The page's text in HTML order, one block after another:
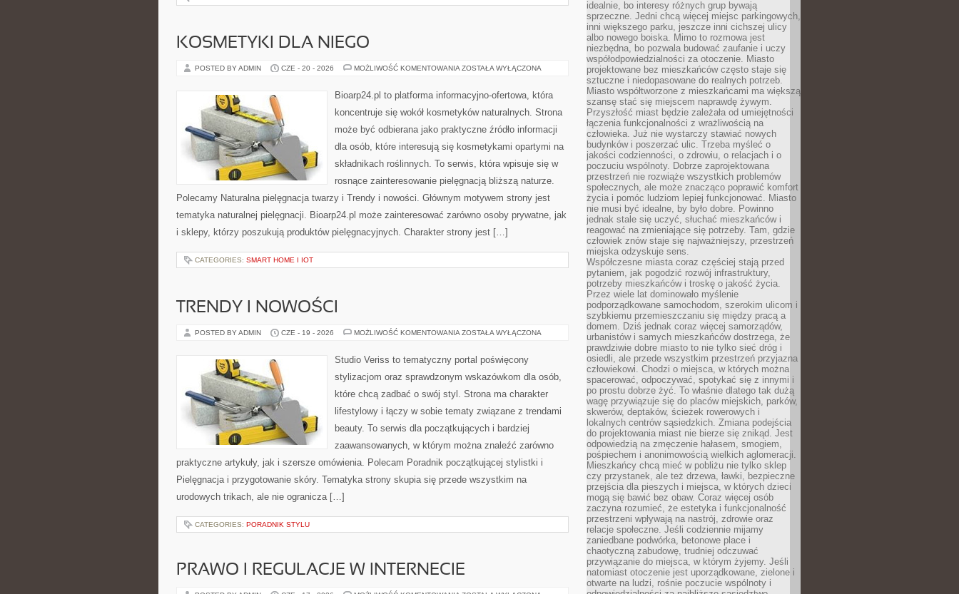
KOSMETYKI DLA NIEGO
POSTED BY ADMIN CZE - 20 - 2026 MOŻLIWOŚĆ KOMENTOWANIA KOSMETYKI
ZOSTAŁA WYŁĄCZONA
Bioarp24.pl to platforma informacyjno-ofertowa, która
koncentruje się wokół kosmetyków naturalnych. Strona
może być odbierana jako praktyczne źródło informacji
dla osób, które interesują się kosmetykami opartymi na
składnikach roślinnych. To serwis, która wpisuje się w
rosnące zainteresowanie pielęgnacją bliższą naturze.
Polecamy Naturalna pielęgnacja twarzy i Trendy i nowości. Głównym motywem strony jest
tematyka naturalnej pielęgnacji. Bioarp24.pl może zainteresować zarówno osoby prywatne, jak
i sklepy, którzy poszukują produktów pielęgnacyjnych. Charakter strony jest […]
CATEGORIES: SMART HOME I IOT
TRENDY I NOWOŚCI
POSTED BY ADMIN CZE - 19 - 2026 MOŻLIWOŚĆ KOMENTOWANIA TRENDY
ZOSTAŁA WYŁĄCZONA
Studio Veriss to tematyczny portal poświęcony
stylizacjom oraz sprawdzonym wskazówkom dla osób,
które chcą zadbać o swój styl. Strona ma charakter
lifestylowy i łączy w sobie tematy związane z trendami
beauty. To serwis dla początkujących i bardziej
zaawansowanych, w którym można znaleźć zarówno
praktyczne artykuły, jak i szersze omówienia. Polecam Poradnik początkującej stylistki i
Pielęgnacja i przygotowanie skóry. Tematyka strony skupia się przede wszystkim na
urodowych trikach, ale nie ogranicza […]
CATEGORIES: PORADNIK STYLU
PRAWO I REGULACJE W INTERNECIE
idealnie, bo interesy różnych grup bywają
sprzeczne. Jedni chcą więcej miejsc parkingowych,
inni większego parku, jeszcze inni cichszej ulicy
albo nowego boiska. Mimo to rozmowa jest
niezbędna, bo pozwala budować zaufanie i uczy
współodpowiedzialności za otoczenie. Miasto
projektowane bez mieszkańców często staje się
sztuczne i niedopasowane do realnych potrzeb.
Miasto współtworzone z mieszkańcami ma większą
szansę stać się miejscem naprawdę żywym.
Przyszłość miast będzie zależała od umiejętności
łączenia funkcjonalności z wrażliwością na
człowieka. Już nie wystarczy stawiać nowych
budynków i poszerzać ulic. Trzeba myśleć o
jakości codzienności, o zdrowiu, o relacjach i o
poczuciu wspólnoty. Dobrze zaprojektowana
przestrzeń nie rozwiąże wszystkich problemów
społecznych, ale może znacząco poprawić komfort
życia i pomóc ludziom lepiej funkcjonować. Miasto
nie musi być idealne, by było dobre. Powinno
jednak stale się uczyć, słuchać mieszkańców i
reagować na zmieniające się potrzeby. Tam, gdzie
człowiek znów staje się najważniejszy, przestrzeń
miejska odzyskuje sens.
Współczesne miasta coraz częściej stają przed
pytaniem, jak pogodzić rozwój infrastruktury,
potrzeby mieszkańców i troskę o jakość życia.
Przez wiele lat dominowało myślenie
podporządkowane samochodom, szerokim ulicom i
szybkiemu przemieszczaniu się między pracą a
domem. Dziś jednak coraz więcej samorządów,
urbanistów i samych mieszkańców dostrzega, że
prawdziwie dobre miasto to nie tylko sieć dróg i
osiedli, ale przede wszystkim przestrzeń przyjazna
człowiekowi. Chodzi o miejsca, w których można
spacerować, odpoczywać, spotykać się z innymi i
po prostu dobrze żyć. To właśnie dlatego tak dużą
wagę przywiązuje się do placów miejskich, parków,
skwerów, deptaków, ścieżek rowerowych i
lokalnych centrów sąsiedzkich. Zmiana podejścia
do projektowania miast nie bierze się znikąd. Jest
odpowiedzią na zmęczenie hałasem, smogiem,
pośpiechem i anonimowością wielkich aglomeracji.
Mieszkańcy chcą mieć w pobliżu nie tylko sklep
czy przystanek, ale też drzewa, ławki, bezpieczne
przejścia dla pieszych i miejsca, w których dzieci
mogą się bawić bez obaw. Coraz więcej osób
zaczyna rozumieć, że estetyka i funkcjonalność
przestrzeni wpływają na nastrój, zdrowie oraz
relacje społeczne. Jeśli codziennie mijamy
zaniedbane podwórka, betonowe place i
chaotyczną zabudowę, trudniej odczuwać
przywiązanie do miejsca, w którym żyjemy. Jeśli
natomiast otoczenie jest uporządkowane, zielone i
otwarte na ludzi, rośnie poczucie wspólnoty i